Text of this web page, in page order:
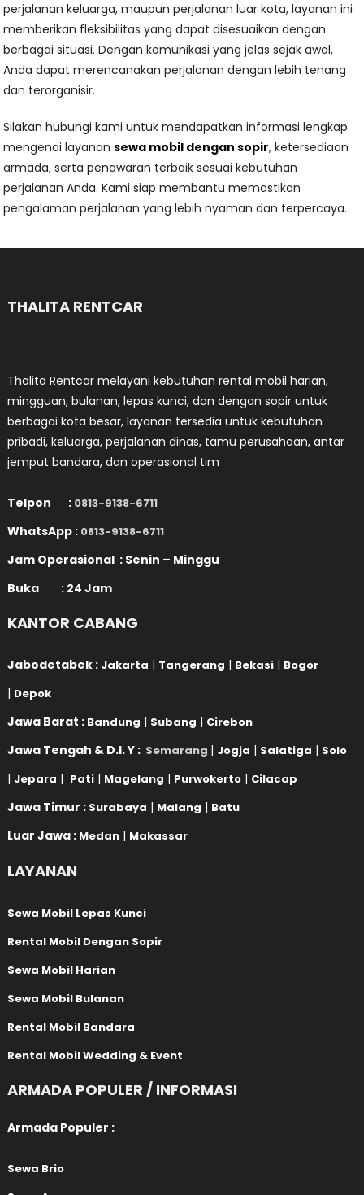
perjalanan keluarga, maupun perjalanan luar kota, layanan ini
memberikan fleksibilitas yang dapat disesuaikan dengan
berbagai situasi. Dengan komunikasi yang jelas sejak awal,
Anda dapat merencanakan perjalanan dengan lebih tenang
dan terorganisir.
Silakan hubungi kami untuk mendapatkan informasi lengkap
mengenai layanansewa mobil dengan sopir, ketersediaan
armada, serta penawaran terbaik sesuai kebutuhan
perjalanan Anda. Kami siap membantu memastikan
pengalaman perjalanan yang lebih nyaman dan terpercaya.
THALITA RENTCAR
Thalita Rentcar melayani kebutuhan rental mobil harian,
mingguan, bulanan, lepas kunci, dan dengan sopir untuk
berbagai kota besar, layanan tersedia untuk kebutuhan
pribadi, keluarga, perjalanan dinas, tamu perusahaan, antar
jemput bandara, dan operasional tim
Telpon : 0813-9138-6711
WhatsApp : 0813-9138-6711
Jam Operasional : Senin – Minggu
Buka : 24 Jam
KANTOR CABANG
Jabodetabek : Jakarta | Tangerang | Bekasi | Bogor
| Depok
Jawa Barat : Bandung | Subang | Cirebon
Jawa Tengah & D.I. Y : Semarang | Jogja | Salatiga | Solo
| Jepara | Pati | Magelang | Purwokerto | Cilacap
Jawa Timur : Surabaya | Malang | Batu
Luar Jawa : Medan | Makassar
LAYANAN
Sewa Mobil Lepas Kunci
Rental Mobil Dengan Sopir
Sewa Mobil Harian
Sewa Mobil Bulanan
Rental Mobil Bandara
Rental Mobil Wedding & Event
ARMADA POPULER / INFORMASI
Armada Populer :
Sewa Brio